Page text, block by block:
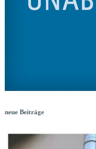
neue Beiträge